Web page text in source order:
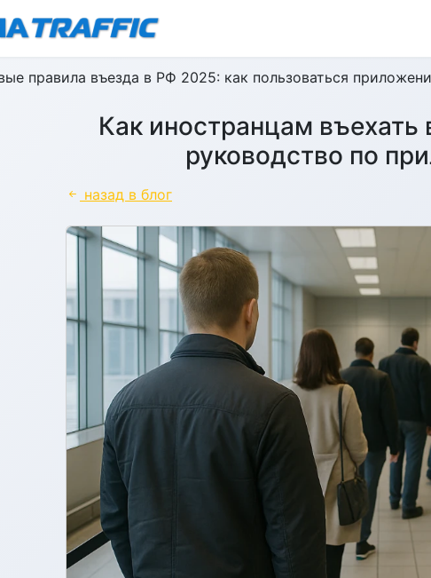
правила въезда в РФ 2025: как пользоваться
Как иностранцам
руководство по
назад в блог